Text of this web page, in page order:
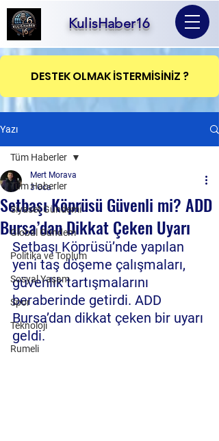
KulisHaber16
DESTEK OLMAK İSTERMİSİNİZ ?
Yazı
Tüm Haberler
Siyaset Gündemi
Global Gündem
Politika ve Toplum
Sosyal Yaşam
Spor
Teknoloji
Rumeli
Tüm Haberler
Setbaşı Köprüsü Güvenli mi? ADD
Bursa’dan Dikkat Çeken Uyarı
Mert Morava
3 Oca
Setbaşı Köprüsü’nde yapılan
yeni taş döşeme çalışmaları,
güvenlik tartışmalarını
beraberinde getirdi. ADD
Bursa’dan dikkat çeken bir uyarı
geldi.